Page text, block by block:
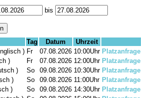
bis
Tag Datum
Uhrzeit
) Fr 07.08.2026 10:00Uhr Platzanfrage
)
Fr 07.08.2026 12:00Uhr Platzanfrage
)
So 09.08.2026 10:30Uhr Platzanfrage
)
So 09.08.2026 11:00Uhr Platzanfrage
)
So 09.08.2026 14:30Uhr Platzanfrage